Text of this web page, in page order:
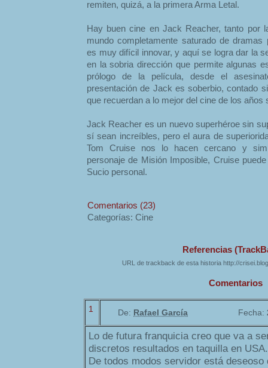
remiten, quizá, a la primera Arma Letal.
Hay buen cine en Jack Reacher, tanto por
mundo completamente saturado de dramas
es muy difícil innovar, y aquí se logra dar la
en la sobria dirección que permite algunas
prólogo de la película, desde el
presentación de Jack es soberbio, contado
que recuerdan a lo mejor del cine de los años
Jack Reacher es un nuevo superhéroe sin
sí sean increíbles, pero el aura de
Tom Cruise nos lo hacen cercano y
personaje de Misión Imposible, Cruise
Sucio personal.
Comentarios (23)
Categorías: Cine
Referencias
URL de trackback de esta historia http://
Comentarios
1 De: Rafael García Fecha:
Lo de futura franquicia creo que va a
discretos resultados en taquilla en USA.
De todos modos servidor está deseoso